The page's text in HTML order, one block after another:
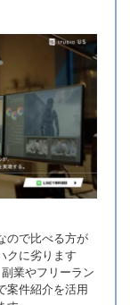
ので比べる方が
クに劣ります
業やフリーラン
案件紹介を活用